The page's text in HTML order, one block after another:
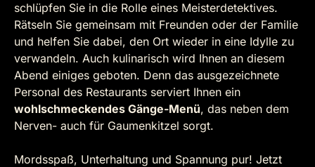
schlüpfen Sie in die Rolle eines Meisterdetektives.
Rätseln Sie gemeinsam mit Freunden oder der Familie
und helfen Sie dabei, den Ort wieder in eine Idylle zu
verwandeln. Auch kulinarisch wird Ihnen an diesem
Abend einiges geboten. Denn das ausgezeichnete
Personal des Restaurants serviert Ihnen ein
wohlschmeckendes Gänge-Menü, das neben dem
Nerven- auch für Gaumenkitzel sorgt.
Mordsspaß, Unterhaltung und Spannung pur! Jetzt